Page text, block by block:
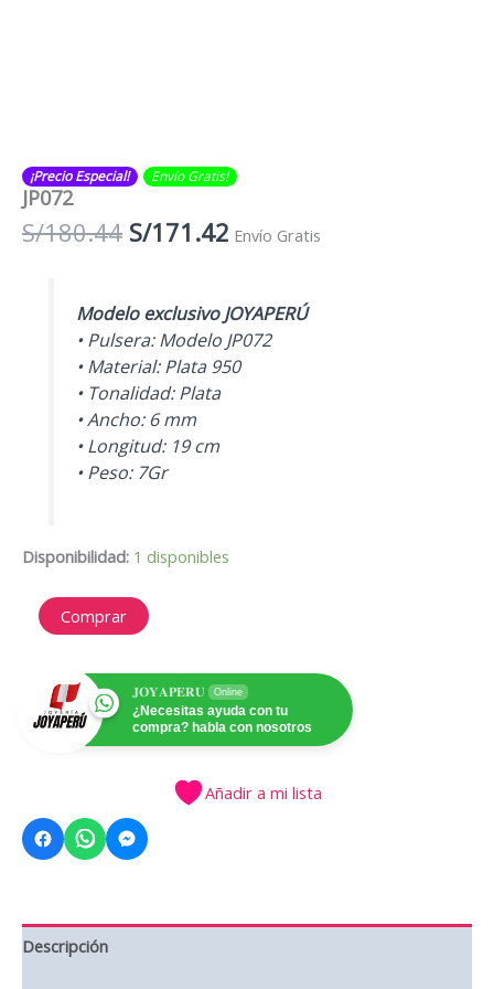
¡Precio Especial! Envío Gratis​​​!
JP072
S/180.44 El
era:
S/180.44.
S/171.42 El
es:
S/171.42.
Envío Gratis
Modelo exclusivo JOYAPERÚ
• Pulsera: Modelo JP072
• Material: Plata 950
• Tonalidad: Plata
• Ancho: 6 mm
• Longitud: 19 cm
• Peso: 7Gr
Disponibilidad: 1 disponibles
JP072
cantidad
Comprar
𝐉𝐎𝐘𝐀𝐏𝐄𝐑𝐔 Online
¿Necesitas ayuda con tu
compra? habla con nosotros
Añadir a mi lista
Descripción